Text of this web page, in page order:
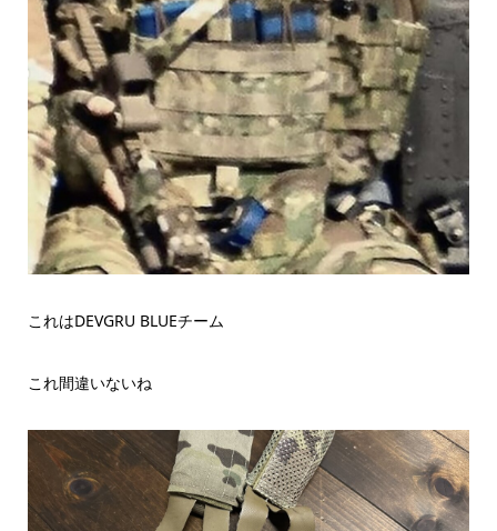
これはDEVGRU BLUEチーム
これ間違いないね